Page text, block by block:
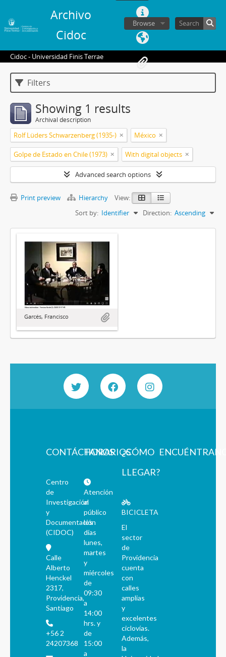
Archivo
Cidoc
Browse
Cidoc - Universidad Finis Terrae
Filters
Showing 1 results
Archival description
Rolf Lüders Schwarzenberg (1935-) México
Golpe de Estado en Chile (1973) With digital objects
Advanced search options
Print preview Hierarchy
View:
Sort by: Identifier Direction: Ascending
Garcés, Francisco
CONTÁCTANOS
Centro
de
Investigación
y
Documentación
(CIDOC)
Calle
Alberto
Henckel
2317,
Providencia,
Santiago
+56 2
24207368
HORARIOS
Atención
al
público
los
días
lunes,
martes
y
miércoles
de
09:30
a
14:00
hrs. y
de
15:00
a
¿CÓMO
LLEGAR?
BICICLETA
El
sector
de
Providencia
cuenta
con
calles
amplias
y
excelentes
ciclovías.
Además,
la